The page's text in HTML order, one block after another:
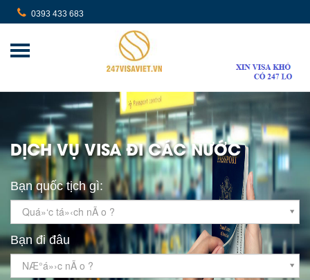
0393 433 683
DỊCH VỤ VISA ĐI CÁC NƯỚC
Bạn quốc tịch gì:
Quá»‘c tá»‹ch nÃ o ?
Bạn đi đâu
NÆ°á»›c nÃ o ?